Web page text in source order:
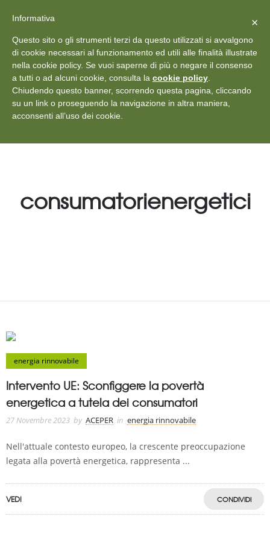
+39 011 18867102 info@aceper.it Statuto
Aceper
consumatorienergetici
energia rinnovabile
Intervento UE: Sconfiggere la povertà
energetica a tutela dei consumatori
27 Novembre 2023 by ACEPER in energia rinnovabile
Nell'attuale contesto europeo, la crescente preoccupazione
legata alla povertà energetica, rappresenta ...
VEDI CONDIVIDI
Vedi: Protezione dei dati personali ×
Informativa
Questo sito o gli strumenti terzi da questo utilizzati si avvalgono
di cookie necessari al funzionamento ed utili alle finalità illustrate
nella cookie policy. Se vuoi saperne di più o negare il consenso
a tutti o ad alcuni cookie, consulta la cookie policy
Chiudendo questo banner, scorrendo questa pagina, cliccando
su un link o proseguendo la navigazione in altra maniera,
acconsenti all’uso dei cookie.